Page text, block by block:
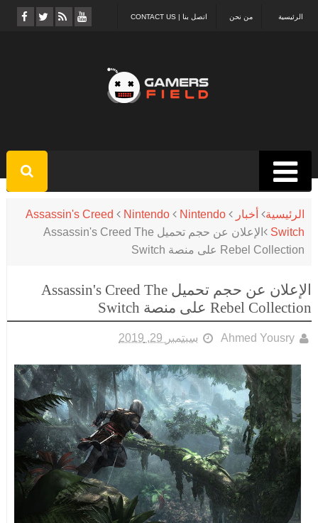
اتصل بنا | CONTACT US من نحن الرئيسية
الرئيسية أخبار Assassin's Creed Nintendo
Nintendo
Switch
الإعلان عن حجم تحميل Assassin's Creed The
Rebel Collection على منصة Switch
الإعلان عن حجم تحميل Assassin's Creed The
Rebel Collection على منصة Switch
Ahmed Yousry سبتمبر 29, 2019